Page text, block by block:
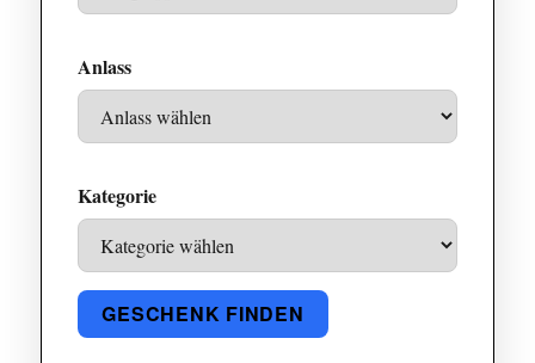
Anlass
Kategorie
GESCHENK FINDEN